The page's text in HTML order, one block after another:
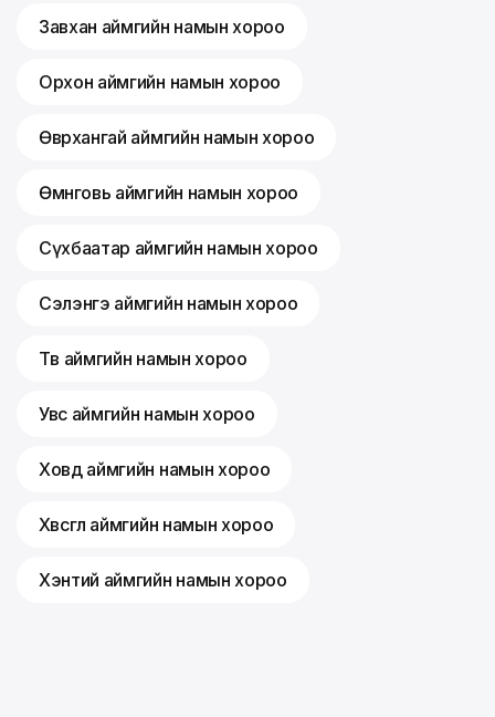
Завхан аймгийн намын хороо
Орхон аймгийн намын хороо
Өвөрхангай аймгийн намын хороо
Өмнөговь аймгийн намын хороо
Сүхбаатар аймгийн намын хороо
Сэлэнгэ аймгийн намын хороо
Төв аймгийн намын хороо
Увс аймгийн намын хороо
Ховд аймгийн намын хороо
Хөвсгөл аймгийн намын хороо
Хэнтий аймгийн намын хороо